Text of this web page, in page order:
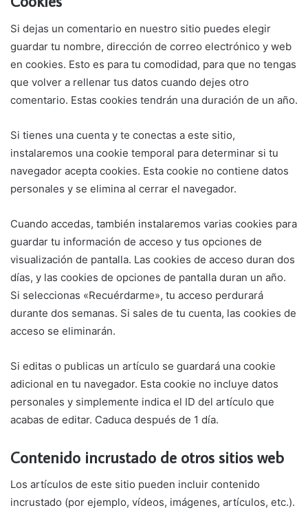
Si dejas un comentario en nuestro sitio puedes elegir
guardar tu nombre, dirección de correo electrónico y web
en cookies. Esto es para tu comodidad, para que no tengas
que volver a rellenar tus datos cuando dejes otro
comentario. Estas cookies tendrán una duración de un año.
Si tienes una cuenta y te conectas a este sitio,
instalaremos una cookie temporal para determinar si tu
navegador acepta cookies. Esta cookie no contiene datos
personales y se elimina al cerrar el navegador.
Cuando accedas, también instalaremos varias cookies para
guardar tu información de acceso y tus opciones de
visualización de pantalla. Las cookies de acceso duran dos
días, y las cookies de opciones de pantalla duran un año.
Si seleccionas «Recuérdarme», tu acceso perdurará
durante dos semanas. Si sales de tu cuenta, las cookies de
acceso se eliminarán.
Si editas o publicas un artículo se guardará una cookie
adicional en tu navegador. Esta cookie no incluye datos
personales y simplemente indica el ID del artículo que
acabas de editar. Caduca después de 1 día.
Contenido incrustado de otros sitios web
Los artículos de este sitio pueden incluir contenido
incrustado (por ejemplo, vídeos, imágenes, artículos, etc.).